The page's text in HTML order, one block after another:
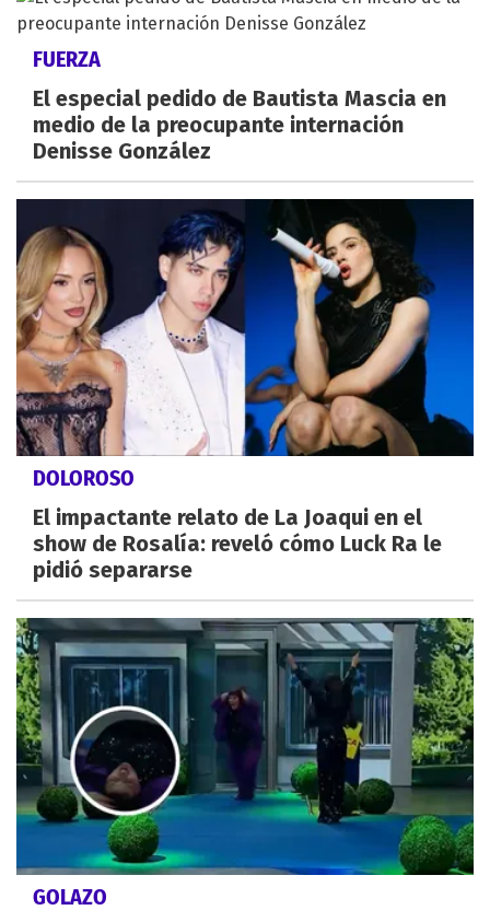
FUERZA
El especial pedido de Bautista Mascia en
medio de la preocupante internación
Denisse González
DOLOROSO
El impactante relato de La Joaqui en el
show de Rosalía: reveló cómo Luck Ra le
pidió separarse
GOLAZO